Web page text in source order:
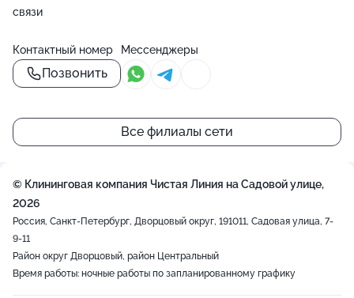
связи
Контактный номер
Позвонить
Мессенджеры
Все филиалы сети
© Клининговая компания Чистая Линия на Садовой улице,
2026
Россия, Санкт-Петербург, Дворцовый округ, 191011, Садовая улица, 7-
9-11
Район округ Дворцовый, район Центральный
Время работы: ночные работы по запланированному графику